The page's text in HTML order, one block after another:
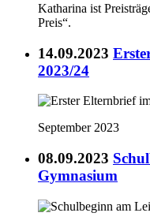
Katharina ist
Preis“.
14.09.2023
2023/24
September 2023
08.09.2023
Gymnasium